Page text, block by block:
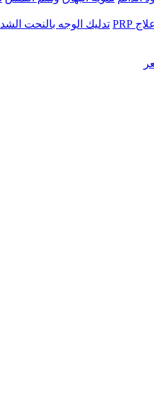
علاج PRP تدليك الوجه بالنحت